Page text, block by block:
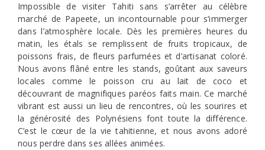
Impossible de visiter Tahiti sans s’arrêter au célèbre
marché de Papeete, un incontournable pour s’immerger
dans l’atmosphère locale. Dès les premières heures du
matin, les étals se remplissent de fruits tropicaux, de
poissons frais, de fleurs parfumées et d’artisanat coloré.
Nous avons flâné entre les stands, goûtant aux saveurs
locales comme le poisson cru au lait de coco et
découvrant de magnifiques paréos faits main. Ce marché
vibrant est aussi un lieu de rencontres, où les sourires et
la générosité des Polynésiens font toute la différence.
C’est le cœur de la vie tahitienne, et nous avons adoré
nous perdre dans ses allées animées.